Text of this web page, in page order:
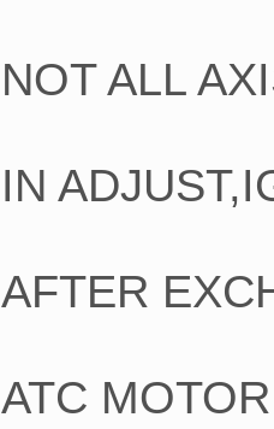
NOT ALL
IN
AFTER
ATC